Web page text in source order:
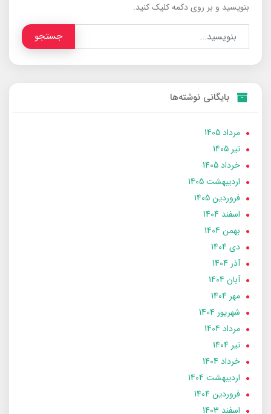
بنویسید و بر روی دکمه کلیک کنید.
جستجو
بایگانی نوشته‌ها
مرداد 1405
تير 1405
خرداد 1405
ارديبهشت 1405
فروردین 1405
اسفند 1404
بهمن 1404
دی 1404
آذر 1404
آبان 1404
مهر 1404
شهریور 1404
مرداد 1404
تير 1404
خرداد 1404
ارديبهشت 1404
فروردین 1404
اسفند 1403